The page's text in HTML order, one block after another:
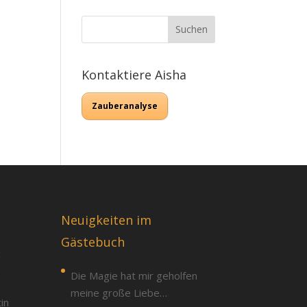
Kontaktiere Aisha
Zauberanalyse
Neuigkeiten im
Gästebuch
Die Magie hat mir geholfen
meine große Liebe